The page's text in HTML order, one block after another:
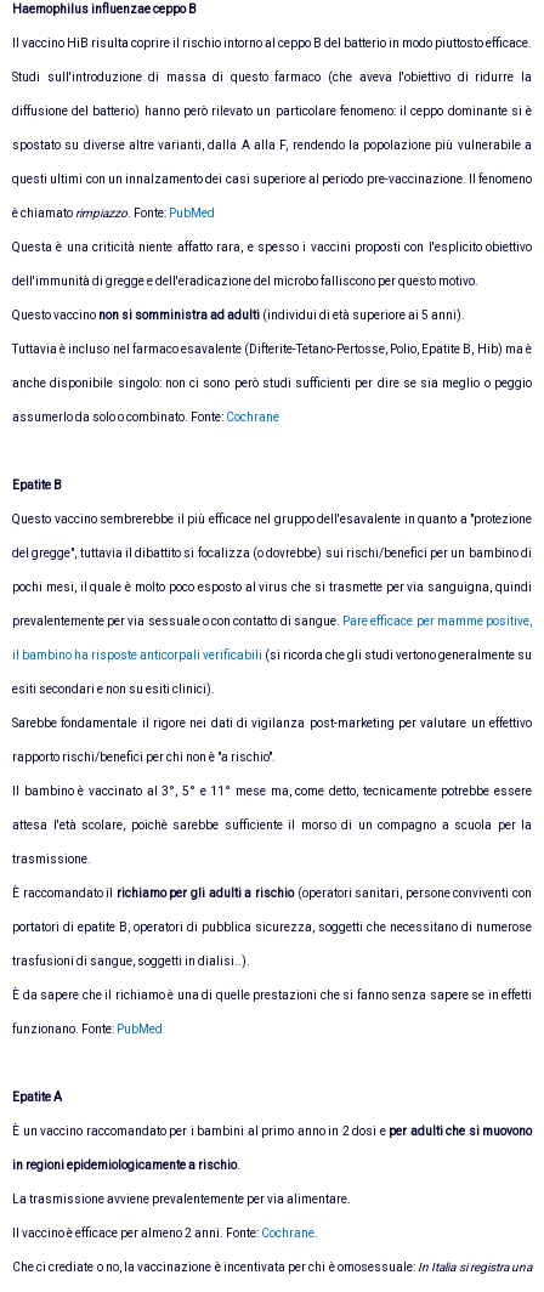
Haemophilus influenzae ceppo B
Il vaccino HiB risulta coprire il rischio intorno al ceppo B del batterio in modo piuttosto efficace.
Studi sull'introduzione di massa di questo farmaco (che aveva l'obiettivo di ridurre la
diffusione del batterio) hanno però rilevato un particolare fenomeno: il ceppo dominante si è
spostato su diverse altre varianti, dalla A alla F, rendendo la popolazione più vulnerabile a
questi ultimi con un innalzamento dei casi superiore al periodo pre-vaccinazione. Il fenomeno
è chiamatorimpiazzo. Fonte: PubMed
Questa è una criticità niente affatto rara, e spesso i vaccini proposti con l'esplicito obiettivo
dell'immunità di gregge e dell'eradicazione del microbo falliscono per questo motivo.
Questo vaccino non si somministra ad adulti (individui di età superiore ai 5 anni).
Tuttavia è incluso nel farmaco esavalente (Difterite-Tetano-Pertosse, Polio, Epatite B, Hib) ma è
anche disponibile singolo: non ci sono però studi sufficienti per dire se sia meglio o peggio
assumerlo da solo o combinato. Fonte: Cochrane
Epatite B
Questo vaccino sembrerebbe il più efficace nel gruppo dell'esavalente in quanto a "protezione
del gregge", tuttavia il dibattito si focalizza (o dovrebbe) sui rischi/benefici per un bambino di
pochi mesi, il quale è molto poco esposto al virus che si trasmette per via sanguigna, quindi
prevalentemente per via sessuale o con contatto di sangue. Pare efficace per mamme positive,
il bambino ha risposte anticorpali verificabili (si ricorda che gli studi vertono generalmente su
esiti secondari e non su esiti clinici).
Sarebbe fondamentale il rigore nei dati di vigilanza post-marketing per valutare un effettivo
rapporto rischi/benefici per chi non è "a rischio".
Il bambino è vaccinato al 3°, 5° e 11° mese ma, come detto, tecnicamente potrebbe essere
attesa l'età scolare, poichè sarebbe sufficiente il morso di un compagno a scuola per la
trasmissione.
È raccomandato il richiamo per gli adulti a rischio(operatori sanitari, persone conviventi con
portatori di epatite B, operatori di pubblica sicurezza, soggetti che necessitano di numerose
trasfusioni di sangue, soggetti in dialisi..).
È da sapere cheil richiamo è una di quelle prestazioni che si fanno senza sapere se in effetti
funzionano. Fonte: PubMed
Epatite A
È un vaccino raccomandato per i bambini al primo anno in 2 dosi e per adulti che si muovono
in regioni epidemiologicamente a rischio.
La trasmissione avviene prevalentemente per via alimentare.
Il vaccino è efficace per almeno 2 anni. Fonte: Cochrane.
Che ci crediate o no, la vaccinazione è incentivata per chi è omosessuale: In Italia si registra una